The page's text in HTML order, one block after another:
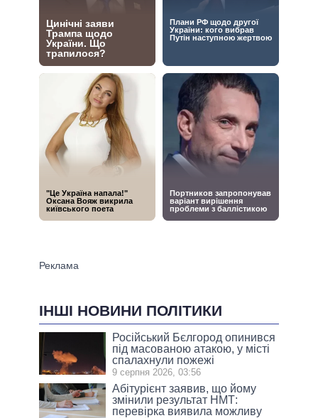
ІНШІ НОВИНИ ПОЛІТИКИ
Російський Бєлгород опинився
під масованою атакою, у місті
спалахнули пожежі
9 серпня 2026, 03:56
Абітурієнт заявив, що йому
змінили результат НМТ:
перевірка виявила можливу